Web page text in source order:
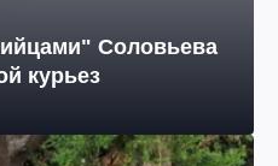
Соловьева
курьез